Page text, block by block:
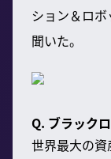
ション＆ロ
聞いた。
Q. ブラック
世界最大の